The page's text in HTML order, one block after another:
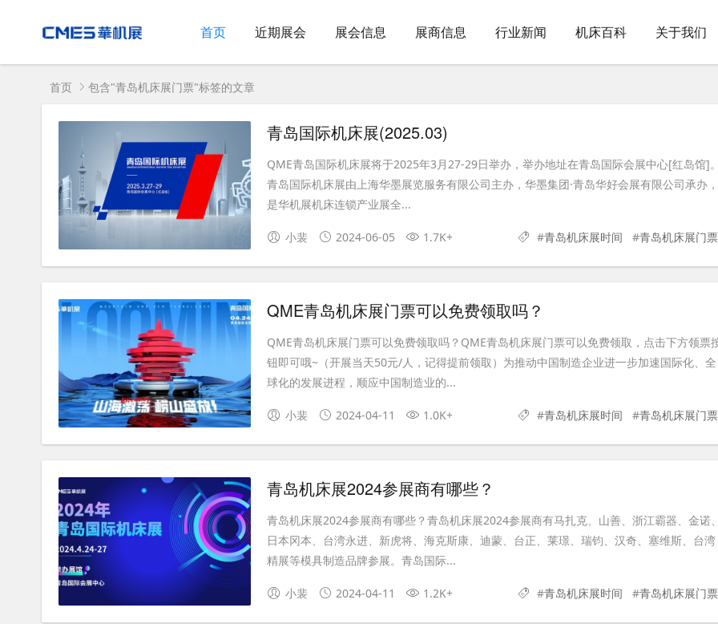
首页 近期展会 展会信息 展商信息 行业新闻 机床百科 关于我们
首页 包含"青岛机床展门票"标签的文章
青岛国际机床展(2025.03)
QME青岛国际机床展将于2025年3月27-29日举办，举办地址在青岛国际会展中心[红岛馆]
青岛国际机床展由上海华墨展览服务有限公司主办，华墨集团·青岛华好会展有限公司承办，
是华机展机床连锁产业展全...
小裴 2024-06-05 1.7K+ #青岛机床展时间 #青岛机床展门票
QME青岛机床展门票可以免费领取吗？
QME青岛机床展门票可以免费领取吗？QME青岛机床展门票可以免费领取，点击下方领票
钮即可哦~（开展当天50元/人，记得提前领取）为推动中国制造企业进一步加速国际化、全
球化的发展进程，顺应中国制造业的...
小裴 2024-04-11 1.0K+ #青岛机床展时间 #青岛机床展门票
青岛机床展2024参展商有哪些？
青岛机床展2024参展商有哪些？青岛机床展2024参展商有马扎克、山善、浙江霸器、金诺
日本冈本、台湾永进、新虎将、海克斯康、迪蒙、台正、莱璟、瑞钧、汉奇、塞维斯、台湾
精展等模具制造品牌参展。青岛国际...
小裴 2024-04-11 1.2K+ #青岛机床展时间 #青岛机床展门票